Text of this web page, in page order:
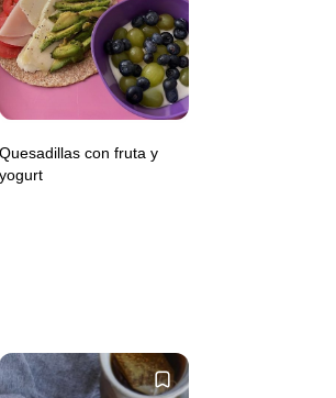
Quesadillas con fruta y
yogurt